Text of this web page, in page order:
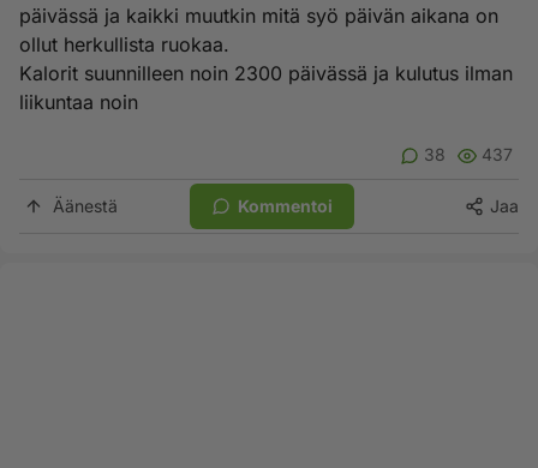
päivässä ja kaikki muutkin mitä syö päivän aikana on
ollut herkullista ruokaa.
Kalorit suunnilleen noin 2300 päivässä ja kulutus ilman
liikuntaa noin
38 437
Äänestä Kommentoi Jaa